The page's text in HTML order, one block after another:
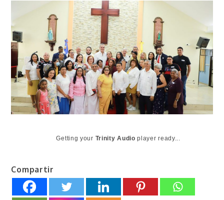
Getting your Trinity Audio player ready...
Compartir